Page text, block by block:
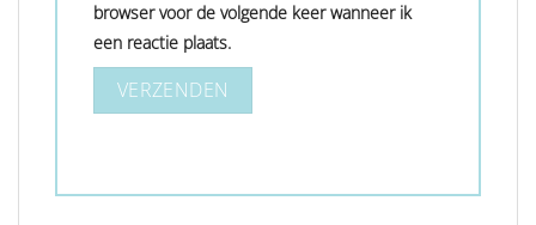
browser voor de volgende keer wanneer ik
een reactie plaats.